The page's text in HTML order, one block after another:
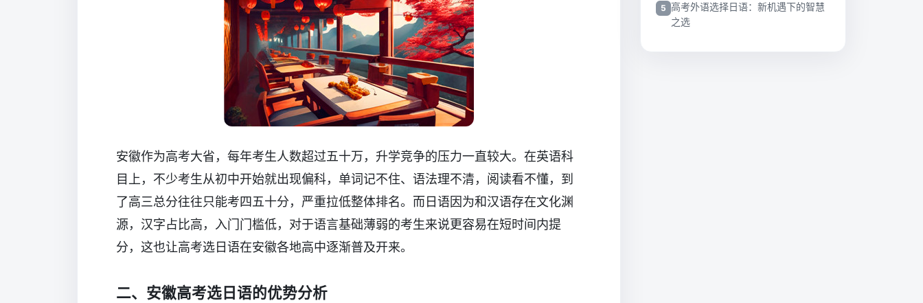
安徽作为高考大省，每年考生人数超过五十万，升学竞争的压力一直较大。在英语科
目上，不少考生从初中开始就出现偏科，单词记不住、语法理不清，阅读看不懂，到
了高三总分往往只能考四五十分，严重拉低整体排名。而日语因为和汉语存在文化渊
源，汉字占比高，入门门槛低，对于语言基础薄弱的考生来说更容易在短时间内提
分，这也让高考选日语在安徽各地高中逐渐普及开来。
二、安徽高考选日语的优势分析
高考外语选择日语：新机遇下的智慧
之选